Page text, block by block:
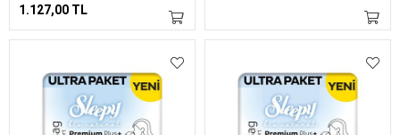
1.127,00 TL